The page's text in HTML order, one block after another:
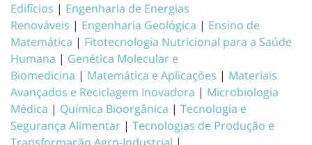
Edifícios | Engenharia de Energias
Renováveis | Engenharia Geológica | Ensino de
Matemática | Fitotecnologia Nutricional para a Saúde
Humana | Genética Molecular e
Biomedicina | Matemática e Aplicações | Materiais
Avançados e Reciclagem Inovadora | Microbiologia
Médica | Química Bioorgânica | Tecnologia e
Segurança Alimentar | Tecnologias de Produção e